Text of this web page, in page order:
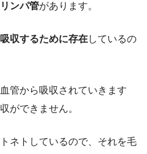
リンパ管があります。
収するために存在しているの
管から吸収されていきます
ができません。
ネトしているので、それを毛